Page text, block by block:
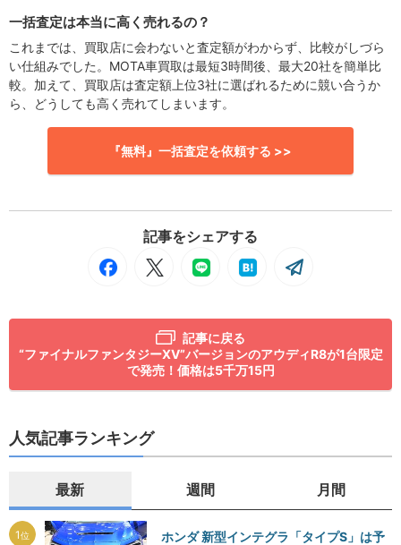
一括査定は本当に高く売れるの？
これまでは、買取店に会わないと査定額がわからず、比較がしづら
い仕組みでした。MOTA車買取は最短3時間後、最大20社を簡単比
較。加えて、買取店は査定額上位3社に選ばれるために競い合うか
ら、どうしても高く売れてしまいます。
『無料』一括査定を依頼する >>
記事をシェアする
記事に戻る
“ファイナルファンタジーXV”バージョンのアウディR8が1台限定
で発売！価格は5千万15円
人気記事ランキング
最新 週間 月間
1位
ホンダ 新型インテグラ「タイプS」は予